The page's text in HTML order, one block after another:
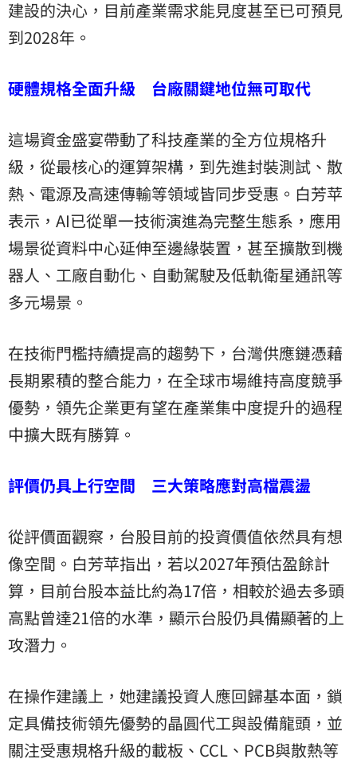
建設的決心，目前產業需求能見度甚至已可預見
到2028年。
硬體規格全面升級 台廠關鍵地位無可取代
這場資金盛宴帶動了科技產業的全方位規格升
級，從最核心的運算架構，到先進封裝測試、散
熱、電源及高速傳輸等領域皆同步受惠。白芳苹
表示，AI已從單一技術演進為完整生態系，應用
場景從資料中心延伸至邊緣裝置，甚至擴散到機
器人、工廠自動化、自動駕駛及低軌衛星通訊等
多元場景。
在技術門檻持續提高的趨勢下，台灣供應鏈憑藉
長期累積的整合能力，在全球市場維持高度競爭
優勢，領先企業更有望在產業集中度提升的過程
中擴大既有勝算。
評價仍具上行空間 三大策略應對高檔震盪
從評價面觀察，台股目前的投資價值依然具有想
像空間。白芳苹指出，若以2027年預估盈餘計
算，目前台股本益比約為17倍，相較於過去多頭
高點曾達21倍的水準，顯示台股仍具備顯著的上
攻潛力。
在操作建議上，她建議投資人應回歸基本面，鎖
定具備技術領先優勢的晶圓代工與設備龍頭，並
關注受惠規格升級的載板、CCL、PCB與散熱等